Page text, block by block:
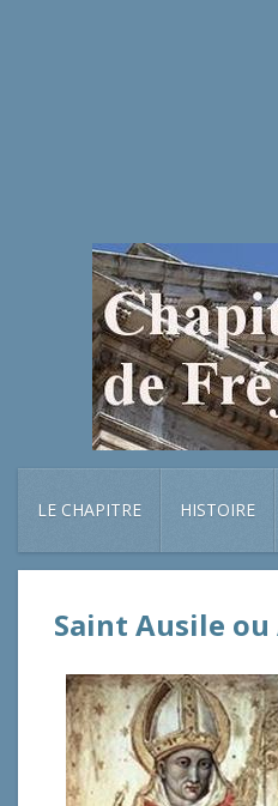
LE CHAPITRE HISTOIRE
Saint Ausile ou